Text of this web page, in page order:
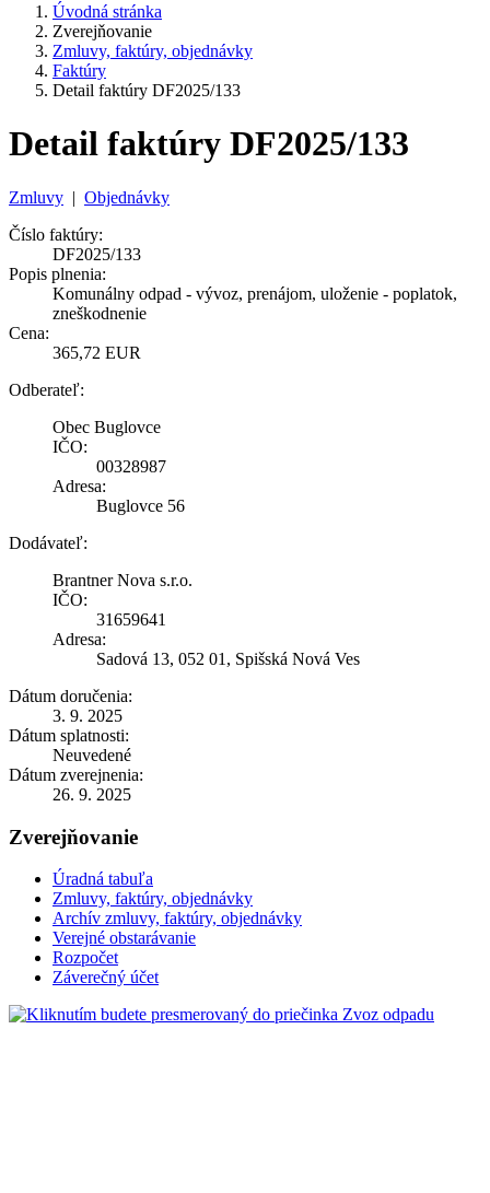
Úvodná stránka
Zverejňovanie
Zmluvy, faktúry, objednávky
Faktúry
Detail faktúry DF2025/133
Detail faktúry DF2025/133
Zmluvy | Objednávky
Číslo faktúry:
DF2025/133
Popis plnenia:
Komunálny odpad - vývoz, prenájom, uloženie - poplatok,
zneškodnenie
Cena:
365,72 EUR
Odberateľ:
Obec Buglovce
IČO:
00328987
Adresa:
Buglovce 56
Dodávateľ:
Brantner Nova s.r.o.
IČO:
31659641
Adresa:
Sadová 13, 052 01, Spišská Nová Ves
Dátum doručenia:
3. 9. 2025
Dátum splatnosti:
Neuvedené
Dátum zverejnenia:
26. 9. 2025
Zverejňovanie
Úradná tabuľa
Zmluvy, faktúry, objednávky
Archív zmluvy, faktúry, objednávky
Verejné obstarávanie
Rozpočet
Záverečný účet